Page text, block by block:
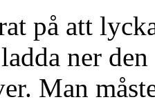
på att
ner
Man